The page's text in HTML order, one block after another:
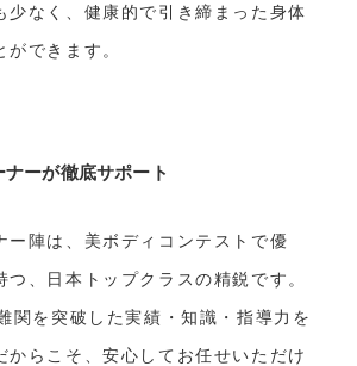
少なく、健康的で引き締まった身体
できます。
ーが徹底サポート
ー陣は、美ボディコンテストで優
つ、日本トップクラスの精鋭です。
関を突破した実績・知識・指導力を
からこそ、安心してお任せいただけ